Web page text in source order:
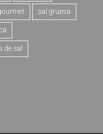
sal gruesa
de sal